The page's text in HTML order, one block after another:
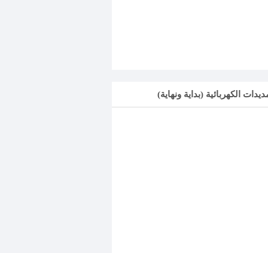
الكهربائية (بداية ونهاية)